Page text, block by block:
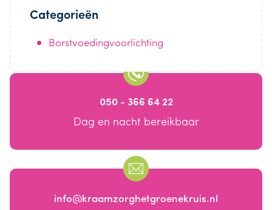
Categorieën
Borstvoedingvoorlichting
050 - 366 64 22
Dag en nacht bereikbaar
info@kraamzorghetgroenekruis.nl